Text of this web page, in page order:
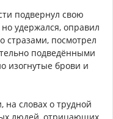
подвернул свою
удержался, оправил
стразами, посмотрел
подведёнными
изогнутые брови и
словах о трудной